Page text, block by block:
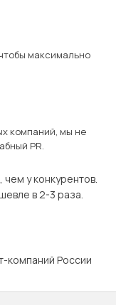
максимально
компаний, мы не
PR.
у конкурентов.
в 2-3 раза.
компаний России